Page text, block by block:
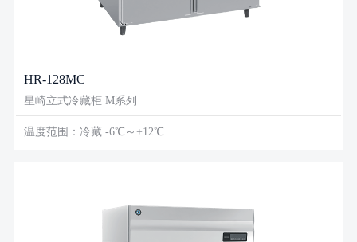
HR-128MC
星崎立式冷藏柜 M系列
温度范围：冷藏 -6℃～+12℃